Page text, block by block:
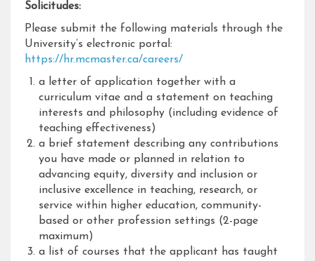
Solicitudes:
Please submit the following materials through the
University’s electronic portal:
https://hr.mcmaster.ca/careers/
a letter of application together with a
curriculum vitae and a statement on teaching
interests and philosophy (including evidence of
teaching effectiveness)
a brief statement describing any contributions
you have made or planned in relation to
advancing equity, diversity and inclusion or
inclusive excellence in teaching, research, or
service within higher education, community-
based or other profession settings (2-page
maximum)
a list of courses that the applicant has taught